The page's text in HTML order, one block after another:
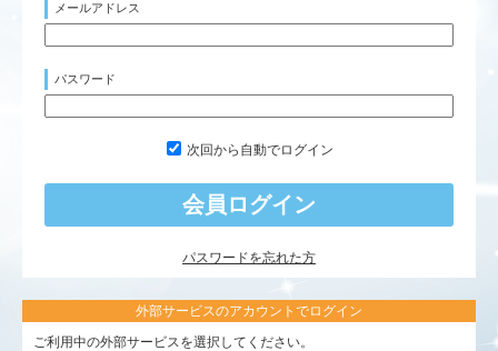
メールアドレス
パスワード
次回から自動でログイン
パスワードを忘れた方
外部サービスのアカウントでログイン
ご利用中の外部サービスを選択してください。